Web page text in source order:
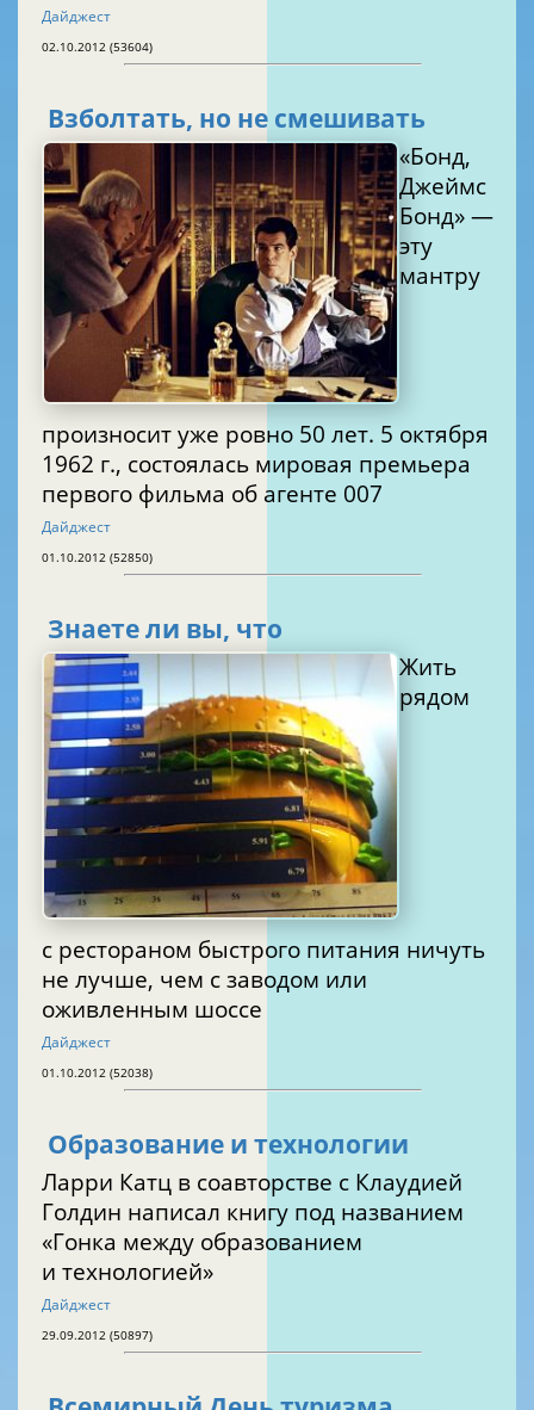
Дайджест
02.10.2012 (53604)
Взболтать, но не смешивать
«Бонд,
Джеймс
Бонд» —
эту
мантру
произносит уже ровно 50 лет. 5 октября
1962 г., состоялась мировая премьера
первого фильма об агенте 007
Дайджест
01.10.2012 (52850)
Знаете ли вы, что
Жить
рядом
с рестораном быстрого питания ничуть
не лучше, чем с заводом или
оживленным шоссе
Дайджест
01.10.2012 (52038)
Образование и технологии
Ларри Катц в соавторстве с Клаудией
Голдин написал книгу под названием
«Гонка между образованием
и технологией»
Дайджест
29.09.2012 (50897)